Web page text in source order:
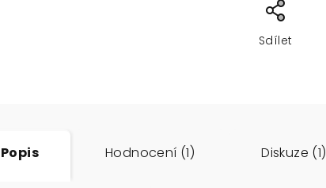
Sdílet
Popis Hodnocení (1) Diskuze (1)